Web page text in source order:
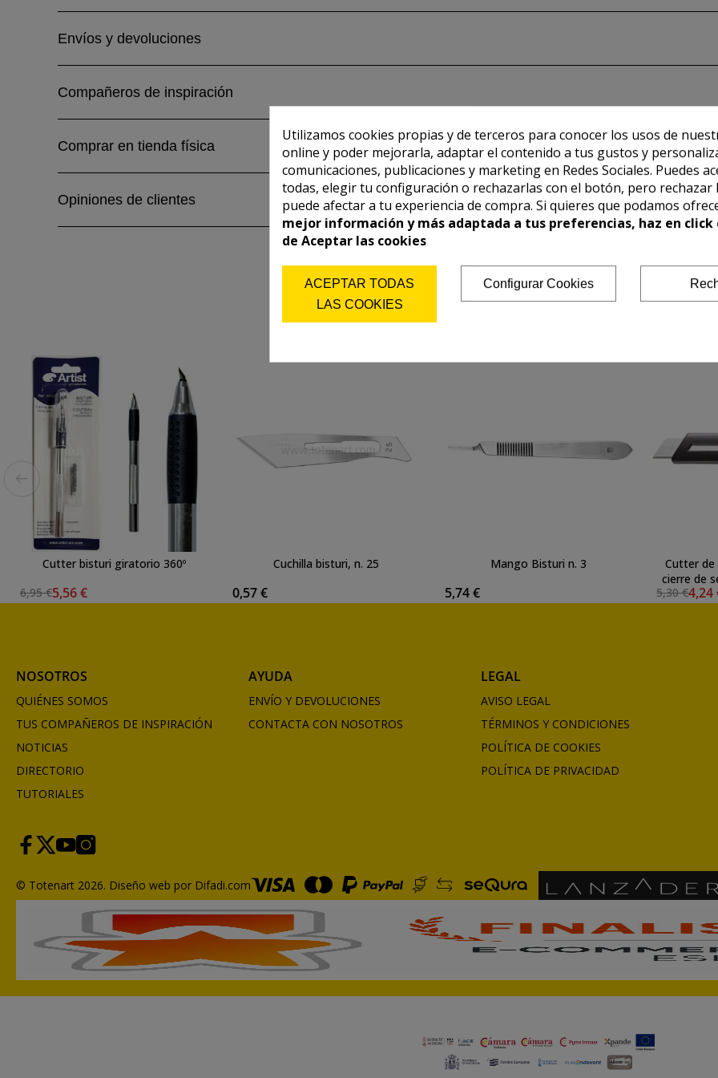
Envíos y devoluciones
Compañeros de inspiración
Comprar en tienda física
Opiniones de clientes
También te puede interesar
Cutter bisturi giratorio 360º
6,95 €5,56 €
Cuchilla bisturi, n. 25
0,57 €
Mango Bisturi n. 3
5,74 €
Cutter de
cierre de
5,30 €4,24
NOSOTROS
QUIÉNES SOMOS
TUS COMPAÑEROS DE INSPIRACIÓN
NOTICIAS
DIRECTORIO
TUTORIALES
AYUDA
ENVÍO Y DEVOLUCIONES
CONTACTA CON NOSOTROS
LEGAL
AVISO LEGAL
TÉRMINOS Y CONDICIONES
POLÍTICA DE COOKIES
POLÍTICA DE PRIVACIDAD
© Totenart 2026. Diseño web por Difadi.com
Utilizamos cookies propias y de terceros para conocer los usos de
online y poder mejorarla, adaptar el contenido a tus gustos y
comunicaciones, publicaciones y marketing en Redes Sociales. Puedes
todas, elegir tu configuración o rechazarlas con el botón, pero rechazar
puede afectar a tu experiencia de compra. Si quieres que podamos
mejor información y más adaptada a tus preferencias, haz en click
de Aceptar las cookies
ACEPTAR TODAS
LAS COOKIES
Configurar Cookies